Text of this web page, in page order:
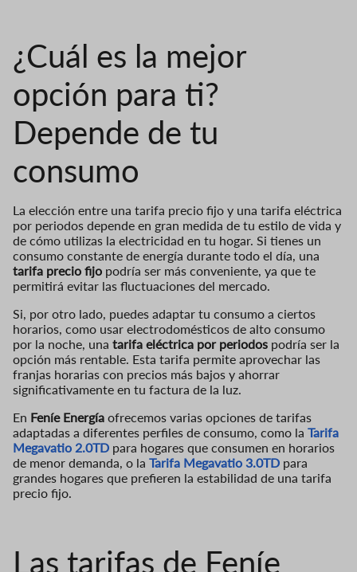
¿Cuál es la mejor
opción para ti?
Depende de tu
consumo
La elección entre una tarifa precio fijo y una tarifa eléctrica
por periodos depende en gran medida de tu estilo de vida y
de cómo utilizas la electricidad en tu hogar. Si tienes un
consumo constante de energía durante todo el día, una
tarifa precio fijo podría ser más conveniente, ya que te
permitirá evitar las fluctuaciones del mercado.
Si, por otro lado, puedes adaptar tu consumo a ciertos
horarios, como usar electrodomésticos de alto consumo
por la noche, una tarifa eléctrica por periodos podría ser la
opción más rentable. Esta tarifa permite aprovechar las
franjas horarias con precios más bajos y ahorrar
significativamente en tu factura de la luz.
En Feníe Energía ofrecemos varias opciones de tarifas
adaptadas a diferentes perfiles de consumo, como la Tarifa
Megavatio 2.0TD para hogares que consumen en horarios
de menor demanda, o la Tarifa Megavatio 3.0TD para
grandes hogares que prefieren la estabilidad de una tarifa
precio fijo.
Las tarifas de Feníe